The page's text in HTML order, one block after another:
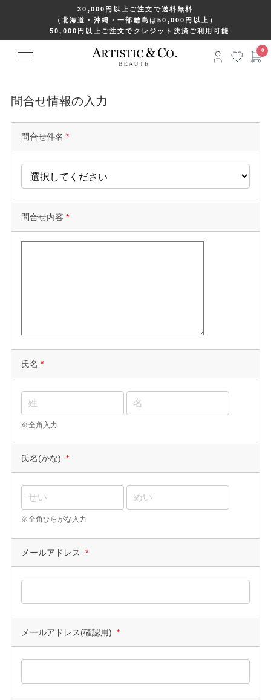
30,000円以上ご注文で送料無料
（北海道・沖縄・一部離島は50,000円以上）
50,000円以上ご注文でクレジット決済ご利用可能
問合せ情報の入力
問合せ件名 *
問合せ内容 *
氏名 *
※全角入力
氏名(かな) *
※全角ひらがな入力
メールアドレス *
メールアドレス(確認用) *